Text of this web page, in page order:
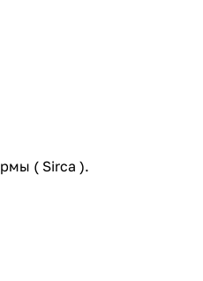
( Sirca ).